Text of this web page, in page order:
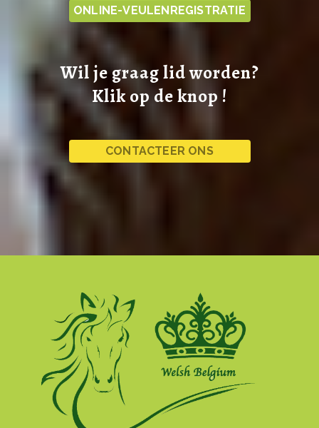
ONLINE-VEULENREGISTRATIE
Wil je graag lid worden?
Klik op de knop !
CONTACTEER ONS